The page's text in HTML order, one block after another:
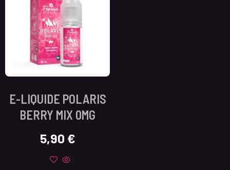
E-LIQUIDE POLARIS
BERRY MIX 0MG
5,90 €